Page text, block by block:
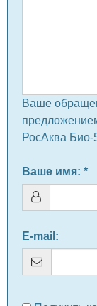
Ваше
РосАква Био-
Ваше имя: *
E-mail :